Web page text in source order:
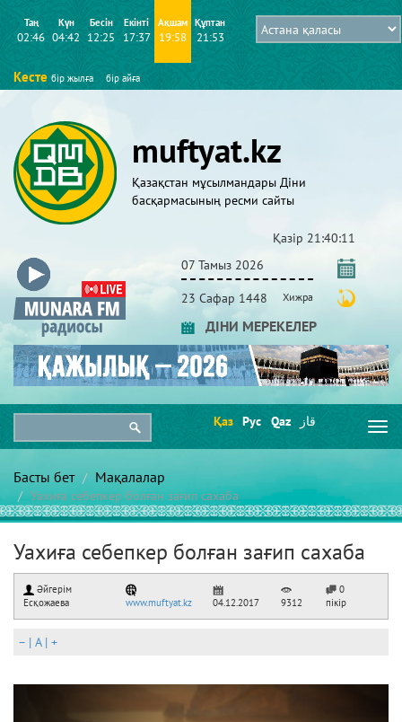
Таң
02:46
Күн
04:42
Бесін
12:25
Екінті
17:37
Ақшам
19:58
Құптан
21:53
Кесте бір жылға бір айға
muftyat.kz
Қазақстан мұсылмандары Діни
басқармасының ресми сайты
Қазір 21:40:12
07 Тамыз 2026
23 Сафар 1448 Хижра
ДІНИ МЕРЕКЕЛЕР
Қаз Рус Qaz قاز
Басты бет Мақалалар
Уахиға себепкер болған зағип сахаба
Уахиға себепкер болған зағип сахаба
Әйгерім
Есқожаева
www.muftyat.kz 04.12.2017 9312
0
пікір
– | A| +